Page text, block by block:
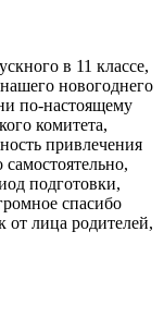
в 11 классе,
новогоднего
по‑настоящему
комитета,
привлечения
самостоятельно,
подготовки,
спасибо
от лица родителей,